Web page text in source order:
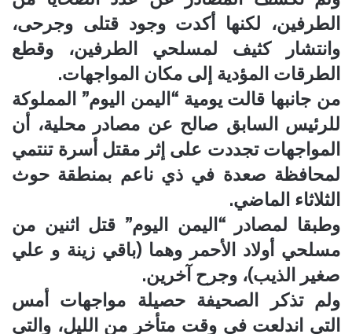
الطرفين، لكنها أكدت وجود قتلى وجرحى،
وانتشار كثيف لمسلحي الطرفين، وقطع
الطرقات المؤدية إلى مكان المواجهات.
من جانبها قالت يومية “اليمن اليوم” المملوكة
للرئيس السابق صالح عن مصادر محلية، أن
المواجهات تجددت على إثر مقتل أسرة تنتمي
لمحافظة صعدة في ذي ناعم بمنطقة حوث
الثلاثاء الماضي.
وطبقا لمصادر “اليمن اليوم” قتل اثنين من
مسلحي أولاد الأحمر وهما (باقي زينة و علي
صغير الذيب)، وجرح آخرين.
ولم تذكر الصحيفة حصيلة مواجهات أمس
التي اندلعت في وقت متأخر من الليل، والتي